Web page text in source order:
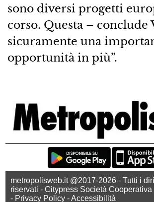
sono diversi progetti
corso. Questa – conclude
sicuramente una
opportunità in più”.
metropolisweb.it @2017-2026 - Tutti i
riservati - Citypress Società Cooperativa
- Privacy Policy -Accessibilità